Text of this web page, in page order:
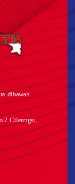
dibawah
Cileungsi,